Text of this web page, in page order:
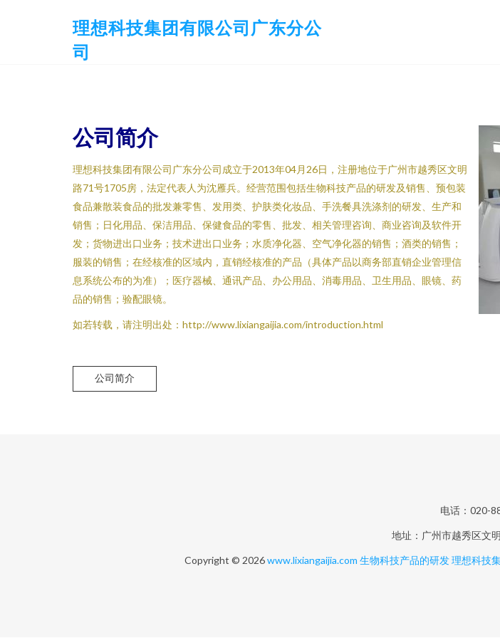
理想科技集团有限公司广东分公
司
公司简介
理想科技集团有限公司广东分公司成立于2013年04月26日，注册地位于广州市越秀区文明
路71号1705房，法定代表人为沈雁兵。经营范围包括生物科技产品的研发及销售、预包装
食品兼散装食品的批发兼零售、发用类、护肤类化妆品、手洗餐具洗涤剂的研发、生产和
销售；日化用品、保洁用品、保健食品的零售、批发、相关管理咨询、商业咨询及软件开
发；货物进出口业务；技术进出口业务；水质净化器、空气净化器的销售；酒类的销售；
服装的销售；在经核准的区域内，直销经核准的产品（具体产品以商务部直销企业管理信
息系统公布的为准）；医疗器械、通讯产品、办公用品、消毒用品、卫生用品、眼镜、药
品的销售；验配眼镜。
如若转载，请注明出处：http://www.lixiangaijia.com/introduction.html
公司简介
电话：020-
地址：广州市越秀区文
Copyright © 2026www.lixiangaijia.com 生物科技产品的研发 理想科技